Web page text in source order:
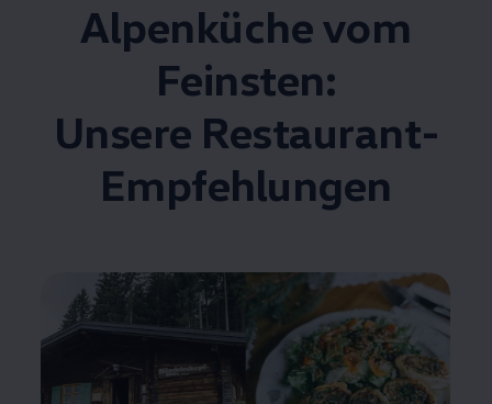
Alpenküche vom
Feinsten:
Unsere Restaurant-
Empfehlungen